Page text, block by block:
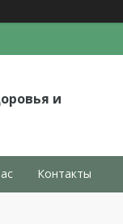
и
Контакты